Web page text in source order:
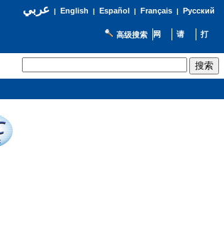
عربي| English | Español | Français| Русский
高级搜索